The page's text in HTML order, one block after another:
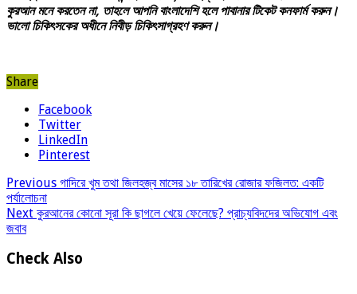
কুরআন মনে করতেন না, তাহলে আপনি বাংলাদেশি হলে পাবানার টিকেট কনফার্ম করুন।
ভালো চিকিৎসকের অধীনে নিবীড় চিকিৎসাগ্রহণ করুন।
Share
Facebook
Twitter
LinkedIn
Pinterest
Previous গাদিরে খুম তথা জিলহজ্ব মাসের ১৮ তারিখের রোজার ফজিলত: একটি
পর্যালোচনা
Next কুরআনের কোনো সূরা কি ছাগলে খেয়ে ফেলেছে? প্রাচ্যবিদদের অভিযোগ এবং
জবাব
Check Also